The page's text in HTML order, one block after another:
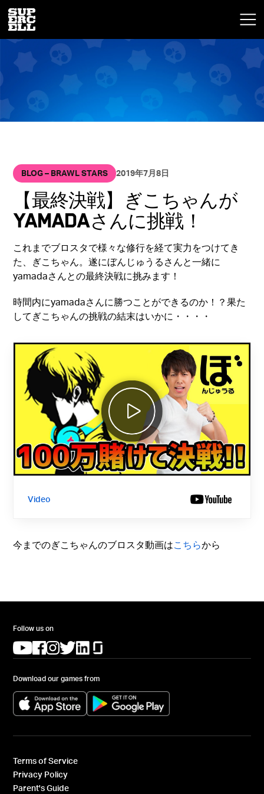
BLOG – BRAWL STARS 2019年7月8日
【最終決戦】ぎこちゃんが
yamadaさんに挑戦！
これまでブロスタで様々な修行を経て実力をつけてき
た、ぎこちゃん。遂にぼんじゅうるさんと一緒に
yamadaさんとの最終決戦に挑みます！
時間内にyamadaさんに勝つことができるのか！？果た
してぎこちゃんの挑戦の結末はいかに・・・・
Video
今までのぎこちゃんのブロスタ動画はこちらから
Follow us on
(opens in a new tab)
(opens in a new tab)
(opens in a new tab)
(opens in a new tab)
(opens in a new tab)
Download our games from
(opens in a new tab) (opens in a new tab)
Terms of Service
Privacy Policy
Parent's Guide